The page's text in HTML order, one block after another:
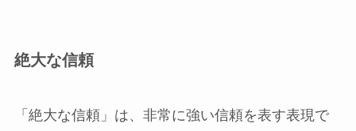
絶大な信頼
「絶大な信頼」は、非常に強い信頼を表す表現で